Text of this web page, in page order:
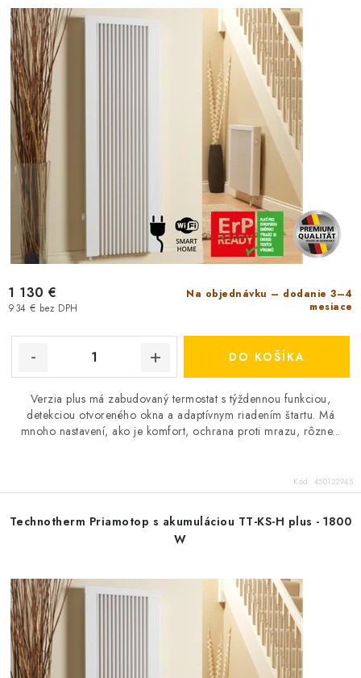
d
u
k
t
o
v
r
o
d
u
k
t
o
v
Na objednávku – dodanie 3–4
mesiace
934 € bez DPH
1 130 €
DO KOŠÍKA
Verzia plus má zabudovaný termostat s týždennou funkciou,
detekciou otvoreného okna a adaptívnym riadením štartu. Má
mnoho nastavení, ako je komfort, ochrana proti mrazu, rôzne...
Kód: 450122945
Technotherm Priamotop s akumuláciou TT-KS-H plus - 1800
W